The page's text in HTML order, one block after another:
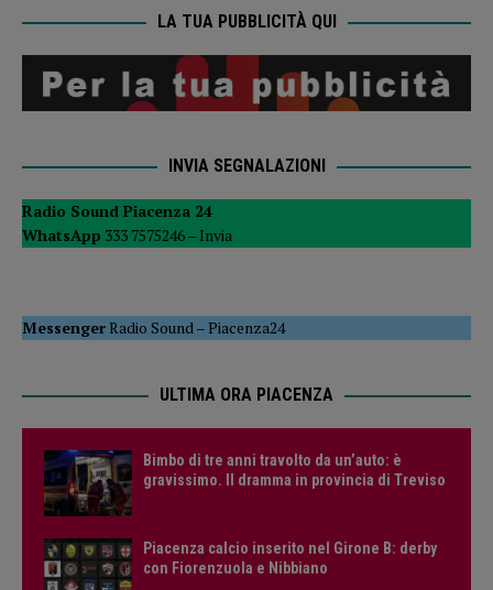
LA TUA PUBBLICITÀ QUI
INVIA SEGNALAZIONI
Radio Sound Piacenza 24
WhatsApp 333 7575246 – Invia
MessengerRadio Sound –Piacenza24
ULTIMA ORA PIACENZA
Bimbo di tre anni travolto da un’auto: è
gravissimo. Il dramma in provincia di Treviso
Piacenza calcio inserito nel Girone B: derby
con Fiorenzuola e Nibbiano